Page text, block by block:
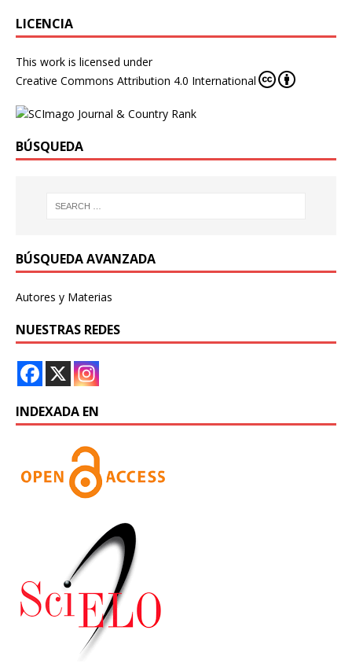
LICENCIA
This work is licensed under
Creative Commons Attribution 4.0 International
BÚSQUEDA
BÚSQUEDA AVANZADA
Autores y Materias
NUESTRAS REDES
INDEXADA EN